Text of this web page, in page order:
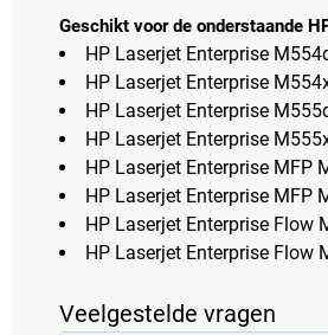
Geschikt voor de onderstaande
HP Laserjet Enterprise
HP Laserjet Enterprise
HP Laserjet Enterprise
HP Laserjet Enterprise
HP Laserjet Enterprise MFP
HP Laserjet Enterprise MFP
HP Laserjet Enterprise Flow
HP Laserjet Enterprise Flow
Veelgestelde vragen